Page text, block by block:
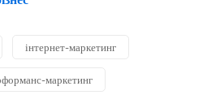
інтернет-маркетинг
маркетинг